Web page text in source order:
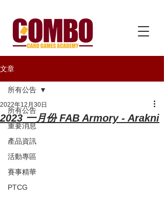
文章
所有公告
重要消息
產品資訊
活動專區
賽事精華
PTCG
所有公告
2023 一月份 FAB Armory - Arakni
2022年12月30日